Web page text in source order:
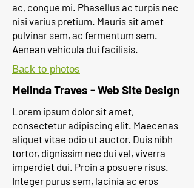
ac, congue mi. Phasellus ac turpis nec
nisi varius pretium. Mauris sit amet
pulvinar sem, ac fermentum sem.
Aenean vehicula dui facilisis.
Back to photos
Melinda Traves - Web Site Design
Lorem ipsum dolor sit amet,
consectetur adipiscing elit. Maecenas
aliquet vitae odio ut auctor. Duis nibh
tortor, dignissim nec dui vel, viverra
imperdiet dui. Proin a posuere risus.
Integer purus sem, lacinia ac eros